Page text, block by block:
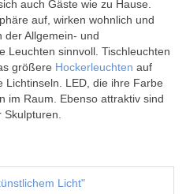
auch Gäste wie zu Hause.
auf, wirken wohnlich und
der Allgemein- und
Leuchten sinnvoll. Tischleuchten
größere Hockerleuchten auf
Lichtinseln. LED, die ihre Farbe
im Raum. Ebenso attraktiv sind
Licht"